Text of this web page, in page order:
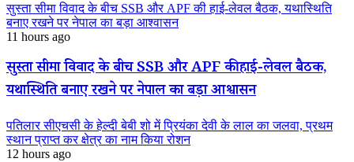
सुस्ता सीमा विवाद के बीच SSB और APF की हाई-लेवल बैठक, यथास्थिति
बनाए रखने पर नेपाल का बड़ा आश्वासन
11 hours ago
सुस्ता सीमा विवाद के बीच SSB और APF की हाई-लेवल बैठक,
यथास्थिति बनाए रखने पर नेपाल का बड़ा आश्वासन
पतिलार सीएचसी के हेल्दी बेबी शो में प्रियंका देवी के लाल का जलवा, प्रथम
स्थान प्राप्त कर क्षेत्र का नाम किया रोशन
12 hours ago